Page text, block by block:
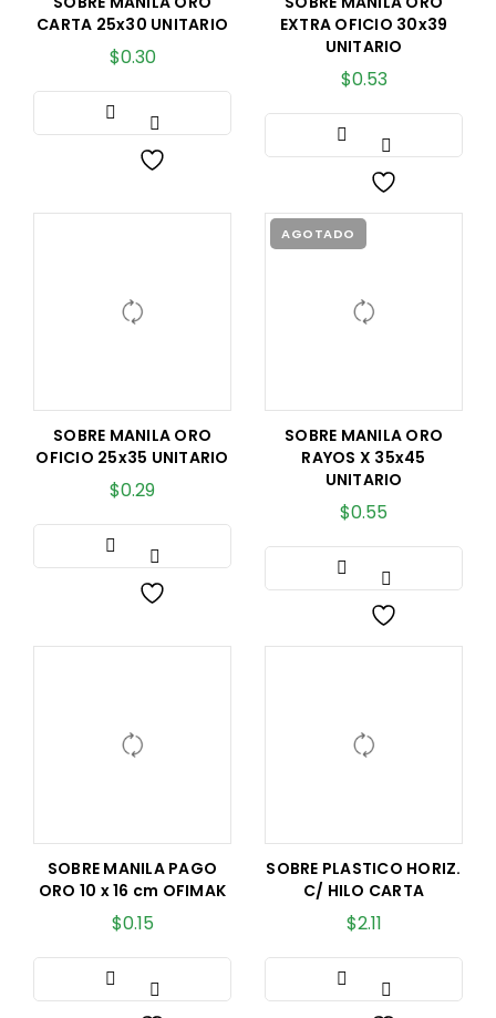
CARTA 25x30 UNITARIO
$0.30
EXTRA OFICIO 30x39
UNITARIO
$0.53
SOBRE MANILA ORO
OFICIO 25x35 UNITARIO
$0.29
AGOTADO
SOBRE MANILA ORO
RAYOS X 35x45
UNITARIO
$0.55
SOBRE MANILA PAGO
ORO 10 x 16 cm OFIMAK
$0.15
SOBRE PLASTICO HORIZ.
C/ HILO CARTA
$2.11